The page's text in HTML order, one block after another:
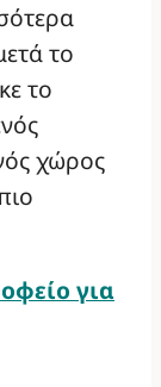
το
το
χώρος
για